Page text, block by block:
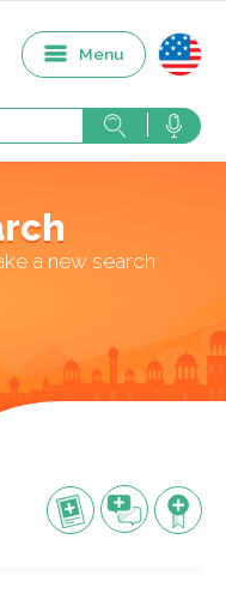
Menu
a new search